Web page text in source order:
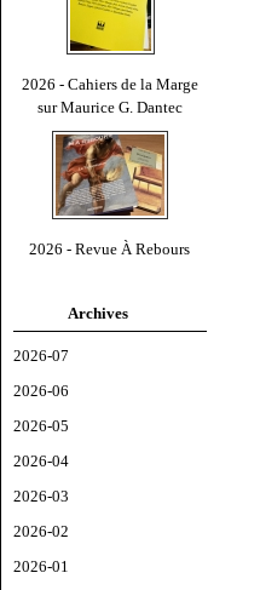
2026 - Cahiers de la Marge
sur Maurice G. Dantec
2026 - Revue À Rebours
Archives
2026-07
2026-06
2026-05
2026-04
2026-03
2026-02
2026-01